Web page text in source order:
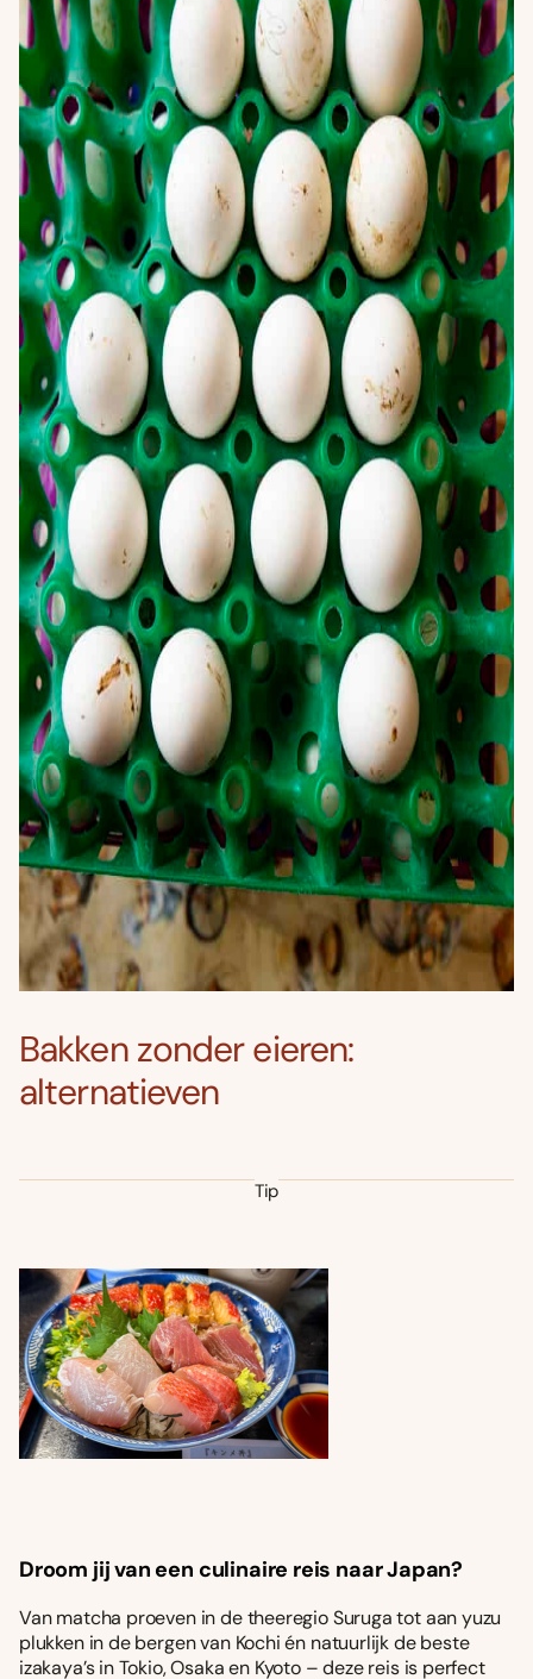
Bakken zonder eieren:
alternatieven
Tip
Droom jij van een culinaire reis naar Japan?
Van matcha proeven in de theeregio Suruga tot aan yuzu
plukken in de bergen van Kochi én natuurlijk de beste
izakaya’s in Tokio, Osaka en Kyoto – deze reis is perfect